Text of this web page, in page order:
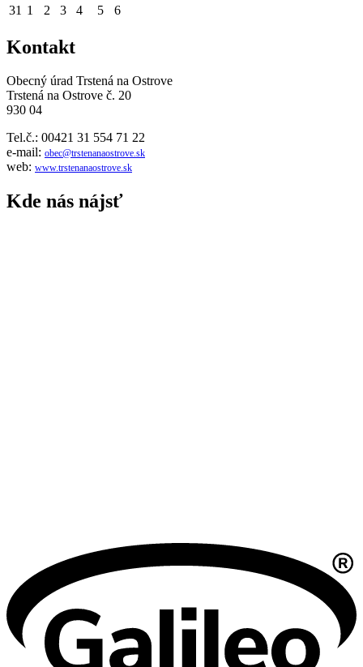
31 1 2 3 4 5 6
Kontakt
Obecný úrad Trstená na Ostrove
Trstená na Ostrove č. 20
930 04
Tel.č.: 00421 31 554 71 22
e-mail: obec@trstenanaostrove.sk
web: www.trstenanaostrove.sk
Kde nás nájsť